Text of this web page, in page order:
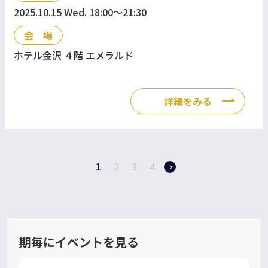
2025.10.15 Wed. 18:00〜21:30
会 場
ホテル金沢 ４階 エメラルド
詳細をみる
1 2 3 4
期毎にイベントを見る